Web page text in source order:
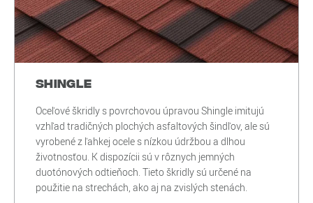
Shingle
Oceľové škridly s povrchovou úpravou Shingle imitujú
vzhľad tradičných plochých asfaltových šindľov, ale sú
vyrobené z ľahkej ocele s nízkou údržbou a dlhou
životnosťou. K dispozícii sú v rôznych jemných
duotónových odtieňoch. Tieto škridly sú určené na
použitie na strechách, ako aj na zvislých stenách.